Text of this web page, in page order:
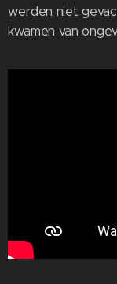
werden niet
kwamen van